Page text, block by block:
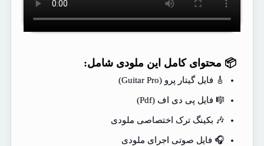
📦 محتوای کامل این ملودی شامل:
🎸 فایل گیتار پرو (Guitar Pro)
🎼 فایل پی دی اف (Pdf)
🎶 بکینگ ترک اختصاصی ملودی
🎧 فایل صوتی اجرای ملودی